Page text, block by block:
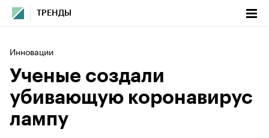
ТРЕНДЫ
Инновации
Ученые создали
убивающую коронавирус
лампу